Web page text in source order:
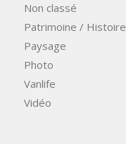
Non classé
Patrimoine / Histoire
Paysage
Photo
Vanlife
Vidéo